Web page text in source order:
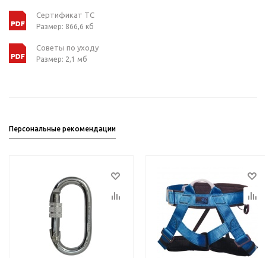
Сертификат ТС
Размер: 866,6 кб
Советы по уходу
Размер: 2,1 мб
Персональные рекомендации